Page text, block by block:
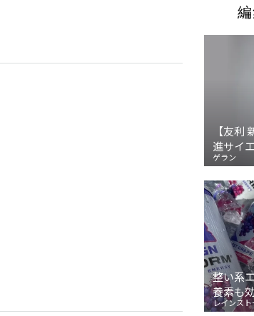
【友利
進サイ
ゲラン
整い系
養素も
レインスト